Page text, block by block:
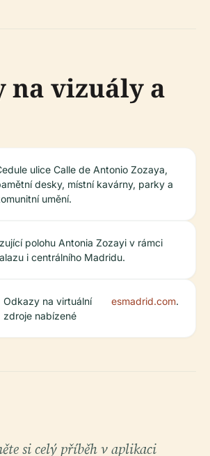
na vizuály a
ulice Calle de Antonio Zozaya,
desky, místní kavárny, parky a
umění.
polohu Antonia Zozayi v rámci
i centrálního Madridu.
Odkazy na virtuální
zdroje nabízené
esmadrid.com.
si celý příběh v aplikaci